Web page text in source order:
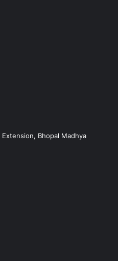
Bhopal Madhya